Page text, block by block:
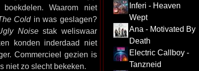
Waarom niet
Coldin was geslagen?
Noisestak weliswaar
konden inderdaad niet
Commercieel gezien is
niet zo slecht bekeken.
Inferi - Heaven
Wept
Ana - Motivated By
Death
Electric Callboy -
Tanzneid